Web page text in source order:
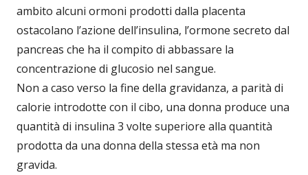
ambito alcuni ormoni prodotti dalla placenta
ostacolano l’azione dell’insulina, l’ormone secreto dal
pancreas che ha il compito di abbassare la
concentrazione di glucosio nel sangue.
Non a caso verso la fine della gravidanza, a parità di
calorie introdotte con il cibo, una donna produce una
quantità di insulina 3 volte superiore alla quantità
prodotta da una donna della stessa età ma non
gravida.